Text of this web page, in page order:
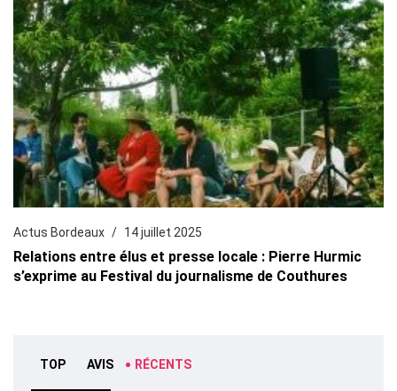
Actus Bordeaux 14 juillet 2025
Relations entre élus et presse locale : Pierre Hurmic
s’exprime au Festival du journalisme de Couthures
TOP AVIS RÉCENTS